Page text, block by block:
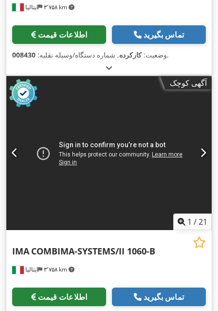
ایتالیا ۳٬۷۵۸ km
اطلاعات قیمت تماس بگیرید
وضعیت:کارکرده, شماره دستگاه/وسیله نقلیه: 008430 ,
آگهی کوچک
1 /21
ایتالیا ۳٬۷۵۸ km
IMA COMBIMA-SYSTEMS/II 1060-B
اطلاعات قیمت تماس بگیرید